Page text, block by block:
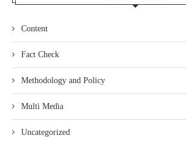
Content
Fact Check
Methodology and Policy
Multi Media
Uncategorized